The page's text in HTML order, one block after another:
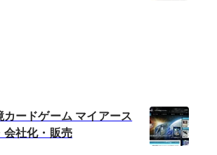
カードゲーム マイアース
会社化・販売